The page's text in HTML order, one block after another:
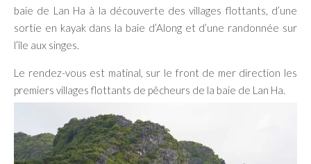
baie de Lan Ha à la découverte des villages flottants, d’une
sortie en kayak dans la baie d’Along et d’une randonnée sur
l’île aux singes.
Le rendez-vous est matinal, sur le front de mer direction les
premiers villages flottants de pêcheurs de la baie de Lan Ha.